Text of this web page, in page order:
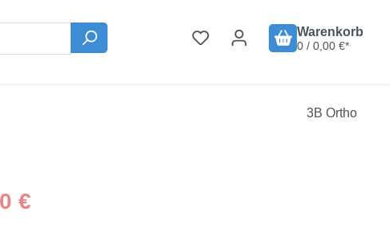
Warenkorb
0 / 0,00 €*
3B Ortho
Preis:
€